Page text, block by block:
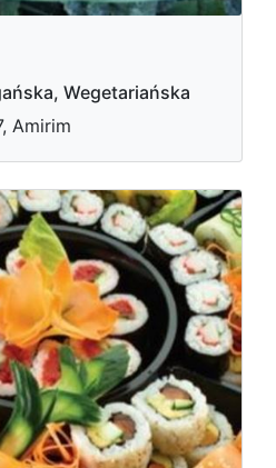
Wegetariańska
Amirim